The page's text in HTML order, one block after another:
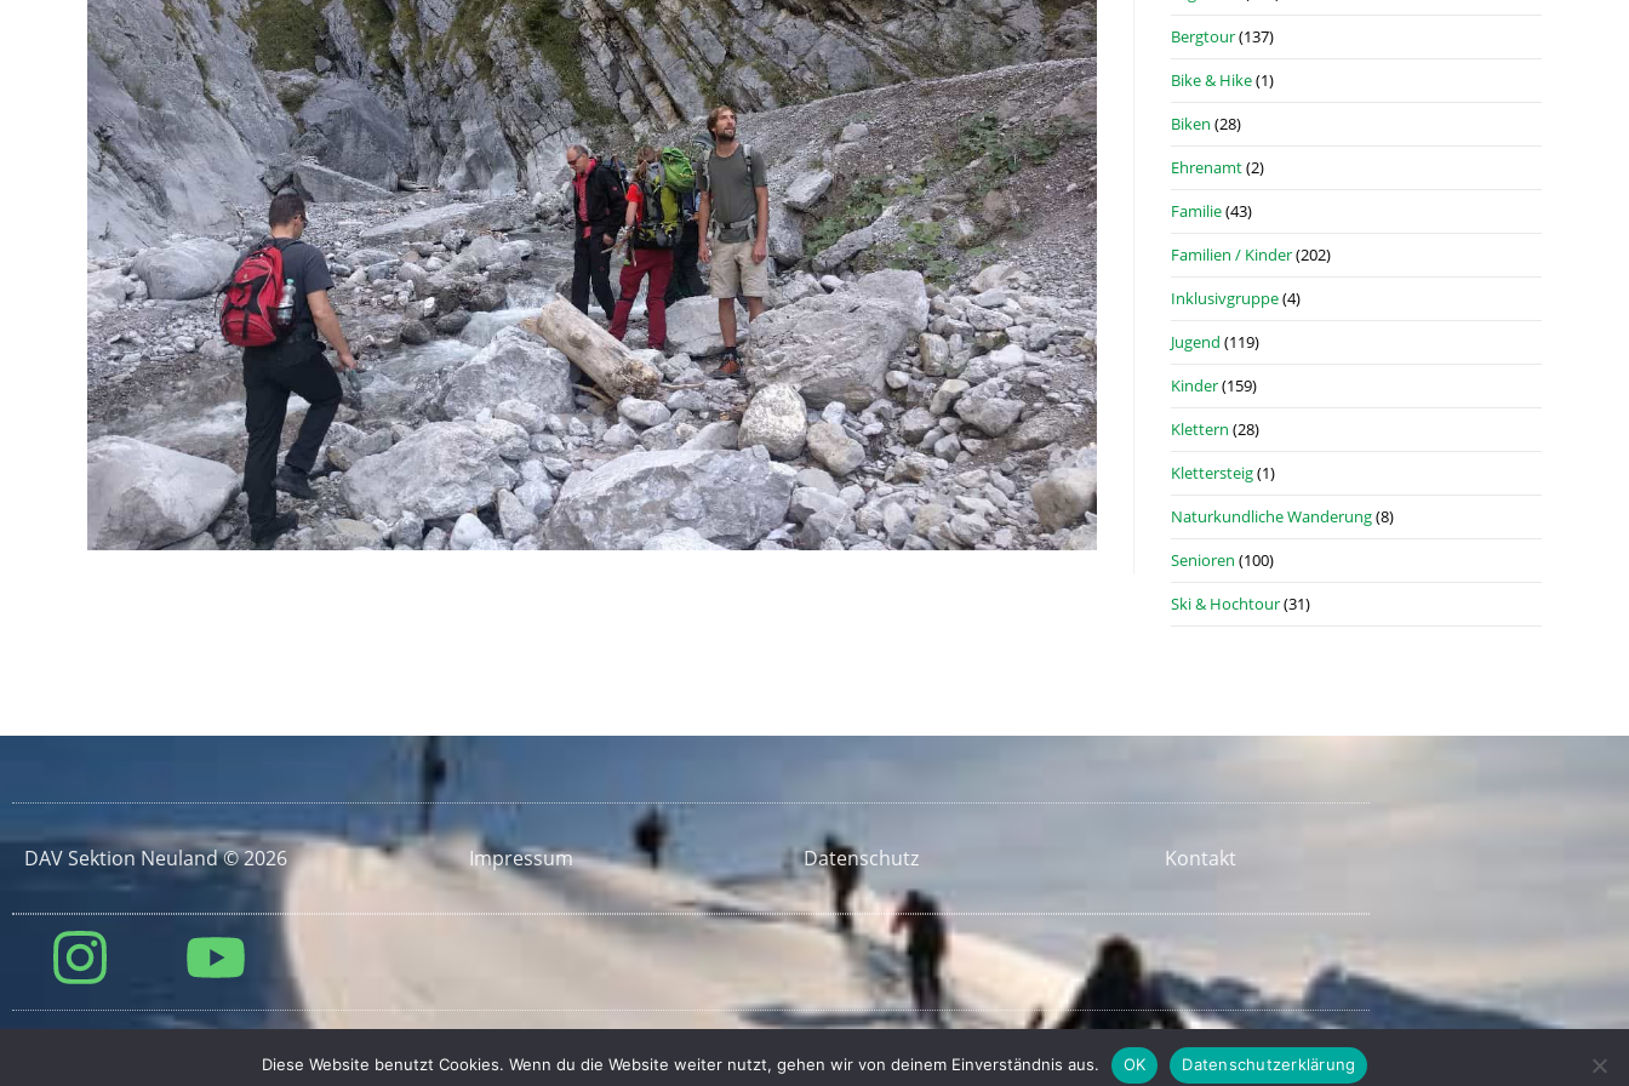
Bergtour(137)
Bike & Hike(1)
Biken (28)
Ehrenamt(2)
Familie(43)
Familien / Kinder(202)
Inklusivgruppe(4)
Jugend (119)
Kinder(159)
Klettern (28)
Klettersteig(1)
Naturkundliche Wanderung(8)
Senioren (100)
Ski & Hochtour(31)
DAV Sektion Neuland © 2026 Impressum Datenschutz Kontakt
Diese Website benutzt Cookies. Wenn du die Website weiter nutzt, gehen wir von deinem Einverständnis aus. OK Datenschutzerklärung